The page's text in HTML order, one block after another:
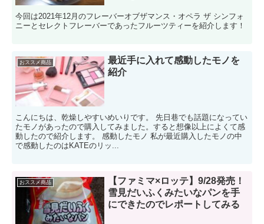
今回は2021年12月のフレーバーオブザマンス・オペラ ザ シンフォ
ニーとセレクトフレーバーであったフルーツティーを紹介します！
おススメ商品
最近手に入れて感動したモノを
紹介
こんにちは、乾燥しやすいめいりです。 先日巷でも話題になってい
たモノがあったので購入してみました。すると想像以上によくて感
動したので紹介します。 感動したモノ 私が最近購入したモノの中
で感動したのはKATEのリッ...
おススメ商品
【ファミマ×ロッテ】9/28発売！
雪見だいふくみたいなパンを手
にできたのでレポートしてみる